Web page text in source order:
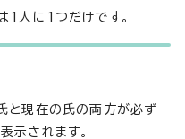
1人に1つだけです。
と現在の氏の両方が必ず
示されます。